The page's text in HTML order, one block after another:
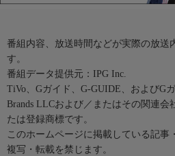
番組内容、放送時間などが実際の放送
す。
番組データ提供元：IPG Inc.
TiVo、Gガイド、G-GUIDE、およびG
Brands LLCおよび／またはその関連会
たは登録商標です。
このホームページに掲載している記事
複写・転載を禁じます。